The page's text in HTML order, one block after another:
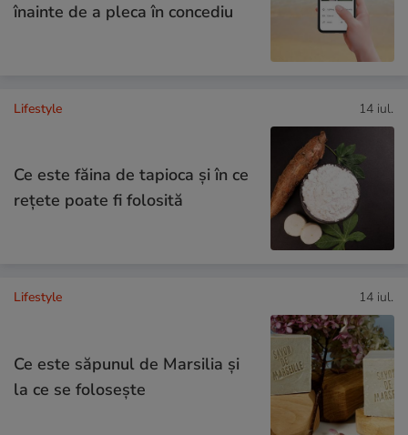
înainte de a pleca în concediu
Lifestyle 14 iul.
Ce este făina de tapioca și în ce
rețete poate fi folosită
Lifestyle 14 iul.
Ce este săpunul de Marsilia și
la ce se folosește